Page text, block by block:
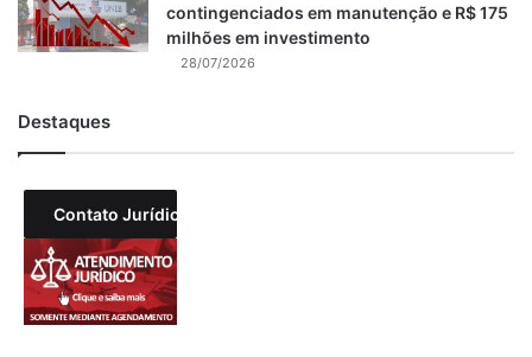
contingenciados em manutenção e R$ 175
milhões em investimento
28/07/2026
Destaques
Contato Jurídico